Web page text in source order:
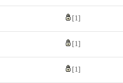
[1]
[1]
[1]